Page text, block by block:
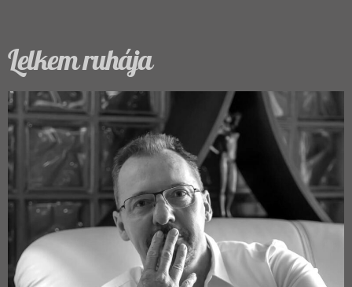
Lelkem ruhája